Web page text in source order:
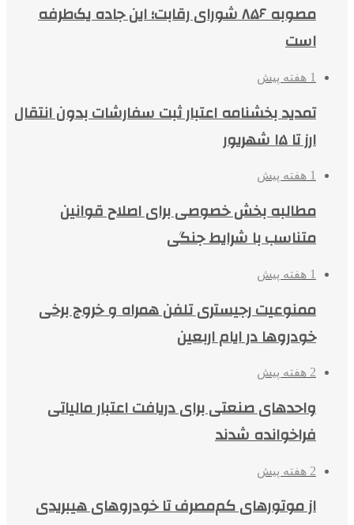
مصوبه ۸۵۶ شورای رقابت؛ این جاده یک‌طرفه
است
1 هفته پیش
تمدید بخشنامه اعتبار ثبت سفارشات بدون انتقال
ارز تا ۱۵ شهریور
1 هفته پیش
مطالبه بخش خصوصی برای اصلاح قوانین
متناسب با شرایط جنگی
1 هفته پیش
ممنوعیت رجیستری تلفن همراه و خروج برخی
خودروها در ایام اربعین
2 هفته پیش
واحدهای صنعتی برای دریافت اعتبار مالیاتی
فراخوانده شدند
2 هفته پیش
از موتورهای کم‌مصرف تا خودروهای هیبریدی